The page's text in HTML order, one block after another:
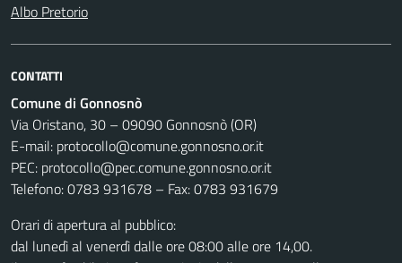
Albo Pretorio
CONTATTI
Comune di Gonnosnò
Via Oristano, 30 – 09090 Gonnosnò (OR)
E-mail: protocollo@comune.gonnosno.or.it
PEC: protocollo@pec.comune.gonnosno.or.it
Telefono: 0783 931678 – Fax: 0783 931679
Orari di apertura al pubblico:
dal lunedì al venerdì dalle ore 08:00 alle ore 14,00.